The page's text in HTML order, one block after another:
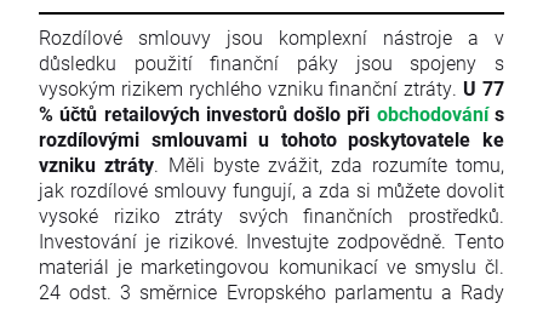
Rozdílové smlouvy jsou komplexní nástroje a v
důsledku použití finanční páky jsou spojeny s
vysokým rizikem rychlého vzniku finanční ztráty. U 77
% účtů retailových investorů došlo při obchodovánís
rozdílovými smlouvami u tohoto poskytovatele ke
vzniku ztráty. Měli byste zvážit, zda rozumíte tomu,
jak rozdílové smlouvy fungují, a zda si můžete dovolit
vysoké riziko ztráty svých finančních prostředků.
Investování je rizikové. Investujte zodpovědně. Tento
materiál je marketingovou komunikací ve smyslu čl.
24 odst. 3 směrnice Evropského parlamentu a Rady